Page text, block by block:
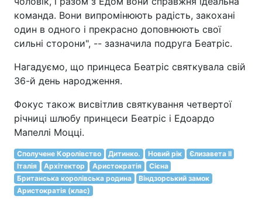
команда. Вони випромінюють радість, закохані
один в одного і прекрасно доповнюють свої
сильні сторони", -- зазначила подруга Беатріс.
Нагадуємо, що принцеса Беатріс святкувала свій
36-й день народження.
Фокус також висвітлив святкування четвертої
річниці шлюбу принцеси Беатріс і Едоардо
Мапеллі Моцці.
Сполучене Королівство Дитинко. Новий рік
Єлизавета II
Італія
Архітектор Аристократія
Сієна
Британська королівська родина
Віндзорський замок
Аристократія (клас)